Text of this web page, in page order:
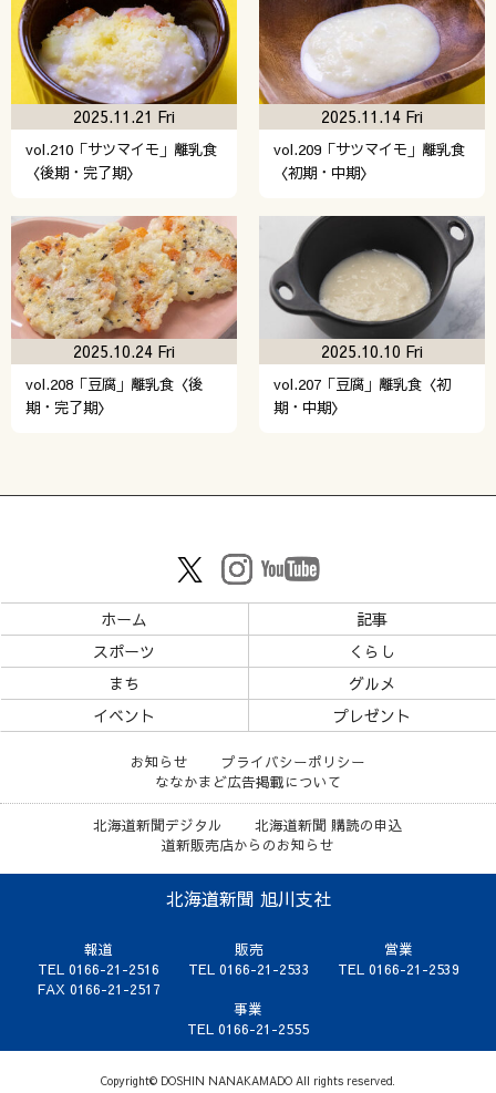
vol.210「サツマイモ」離乳食
〈後期・完了期〉
2025.11.21 Fri
vol.209「サツマイモ」離乳食
〈初期・中期〉
2025.11.14 Fri
vol.208「豆腐」離乳食〈後
期・完了期〉
2025.10.24 Fri
vol.207「豆腐」離乳食〈初
期・中期〉
2025.10.10 Fri
ホーム
記事
スポーツ
くらし
まち
グルメ
イベント
プレゼント
お知らせ
プライバシーポリシー
ななかまど広告掲載について
北海道新聞デジタル
北海道新聞 購読の申込
道新販売店からのお知らせ
北海道新聞 旭川支社
報道
TEL 0166-21-2516
FAX 0166-21-2517
販売
TEL 0166-21-2533
営業
TEL 0166-21-2539
事業
TEL 0166-21-2555
Copyright© DOSHIN NANAKAMADO All rights reserved.